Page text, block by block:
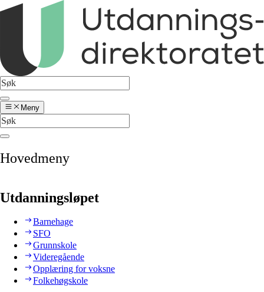
Meny
Hovedmeny
Utdanningsløpet
Barnehage
SFO
Grunnskole
Videregående
Opplæring for voksne
Folkehøgskole